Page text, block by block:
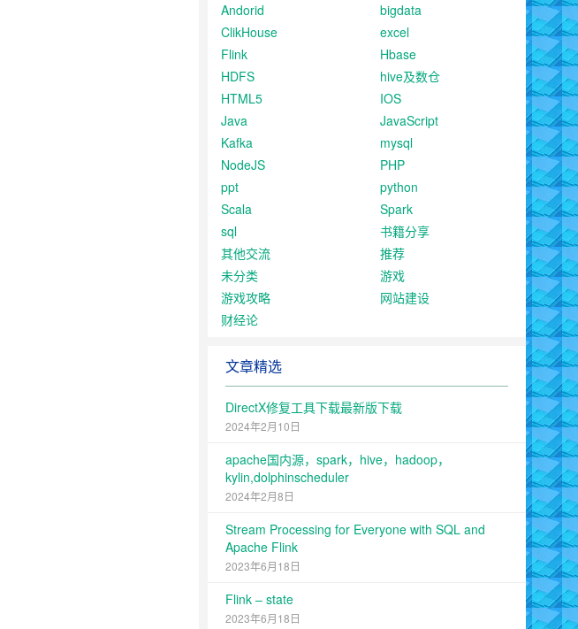
Andorid
bigdata
ClikHouse
excel
Flink
Hbase
HDFS
hive及数仓
HTML5
IOS
Java
JavaScript
Kafka
mysql
NodeJS
PHP
ppt
python
Scala
Spark
sql
书籍分享
其他交流
推荐
未分类
游戏
游戏攻略
网站建设
财经论
文章精选
DirectX修复工具下载最新版下载
2024年2月10日
apache国内源，spark，hive，hadoop，
kylin,dolphinscheduler
2024年2月8日
Stream Processing for Everyone with SQL and
Apache Flink
2023年6月18日
Flink – state
2023年6月18日